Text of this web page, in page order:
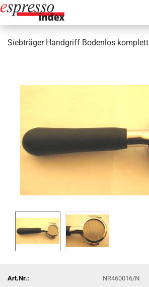
Siebträger Handgriff Bodenlos komplett
Art.Nr.:
NR460016/N